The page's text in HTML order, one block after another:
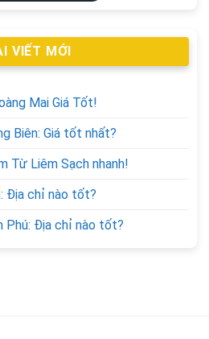
VIẾT MỚI
Mai Giá Tốt!
Biên: Giá tốt nhất?
Từ Liêm Sạch nhanh!
Địa chỉ nào tốt?
Phú: Địa chỉ nào tốt?